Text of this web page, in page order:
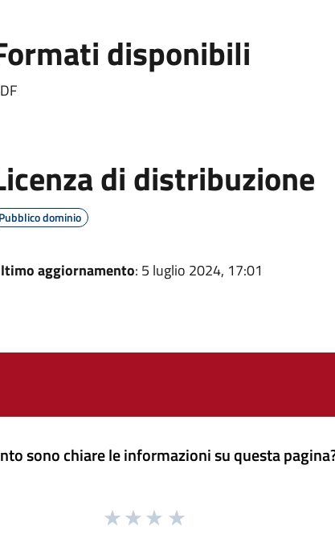
disponibili
di distribuzione
Pubblico dominio
aggiornamento: 5 luglio 2024, 17:01
sono chiare le informazioni su questa